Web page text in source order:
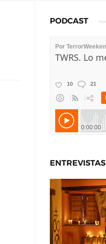
PODCAST
ENTREVISTAS